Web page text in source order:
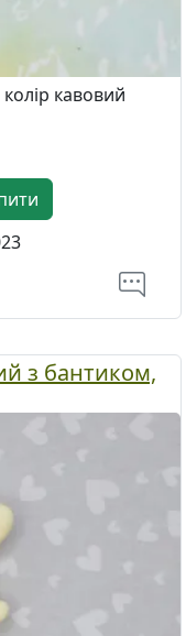
кавовий
з бантиком,